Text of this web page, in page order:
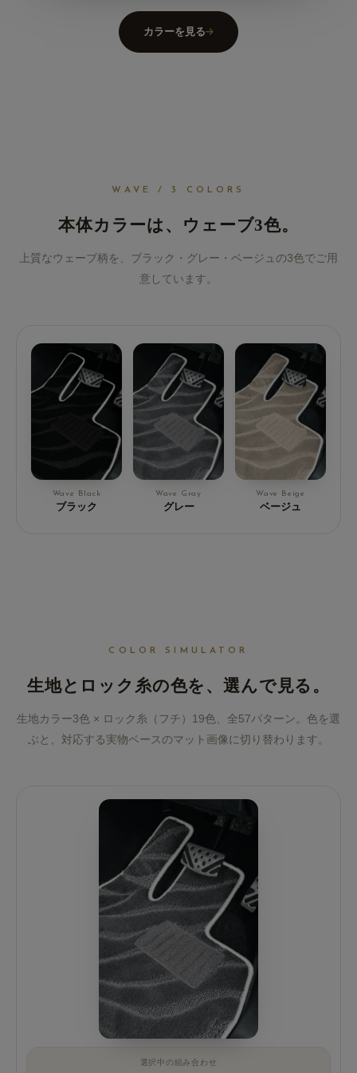
カラーを見る
WAVE / 3 COLORS
本体カラーは、ウェーブ3色。
上質なウェーブ柄を、ブラック・グレー・ベージュの3色でご用
意しています。
Wave Black
ブラック
Wave Gray
グレー
Wave Beige
ベージュ
COLOR SIMULATOR
生地とロック糸の色を、選んで見る。
生地カラー3色 × ロック糸（フチ）19色、全57パターン。色を選
ぶと、対応する実物ベースのマット画像に切り替わります。
選択中の組み合わせ